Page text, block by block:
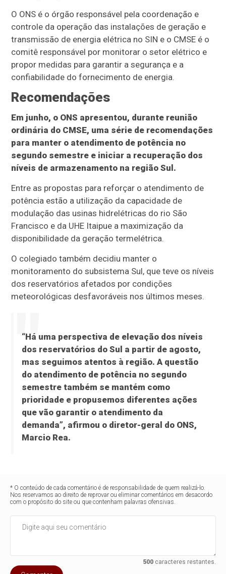
O ONS é o órgão responsável pela coordenação e
controle da operação das instalações de geração e
transmissão de energia elétrica no SIN e o CMSE é o
comitê responsável por monitorar o setor elétrico e
propor medidas para garantir a segurança e a
confiabilidade do fornecimento de energia.
Recomendações
Em junho, o ONS apresentou, durante reunião
ordinária do CMSE, uma série de recomendações
para manter o atendimento de potência no
segundo semestre e iniciar a recuperação dos
níveis de armazenamento na região Sul.
Entre as propostas para reforçar o atendimento de
potência estão a utilização da capacidade de
modulação das usinas hidrelétricas do rio São
Francisco e da UHE Itaipue a maximização da
disponibilidade da geração termelétrica.
O colegiado também decidiu manter o
monitoramento do subsistema Sul, que teve os níveis
dos reservatórios afetados por condições
meteorológicas desfavoráveis nos últimos meses.
“Há uma perspectiva de elevação dos níveis
dos reservatórios do Sul a partir de agosto,
mas seguimos atentos à região. A questão
do atendimento de potência no segundo
semestre também se mantém como
prioridade e propusemos diferentes ações
que vão garantir o atendimento da
demanda”, afirmou o diretor-geral do ONS,
Marcio Rea.
* O conteúdo de cada comentário é de responsabilidade de quem realizá-lo.
Nos reservamos ao direito de reprovar ou eliminar comentários em desacordo
com o propósito do site ou que contenham palavras ofensivas.
500caracteres restantes.